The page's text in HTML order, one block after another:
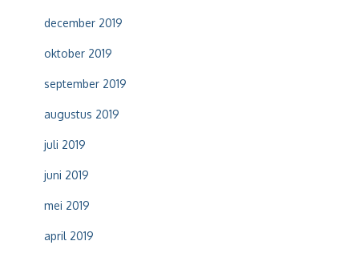
december 2019
oktober 2019
september 2019
augustus 2019
juli 2019
juni 2019
mei 2019
april 2019